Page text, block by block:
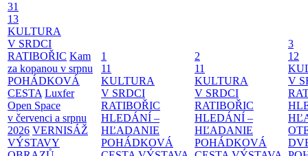
31
13
KULTURA
V SRDCI
RATIBOŘIC Kam
za kopanou v srpnu
POHÁDKOVÁ
CESTA Luxfer
Open Space
v červenci a srpnu
2026 VERNISÁŽ
VÝSTAVY
1
11
KULTURA
V SRDCI
RATIBOŘIC
HLEDÁNÍ –
HĽADANIE
POHÁDKOVÁ
2
11
KULTURA
V SRDCI
RATIBOŘIC
HLEDÁNÍ –
HĽADANIE
POHÁDKOVÁ
3
12
V